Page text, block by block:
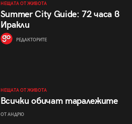
НЕЩАТА ОТ ЖИВОТА
Summer City Guide: 72 часа в
Иракли
РЕДАКТОРИТЕ
НЕЩАТА ОТ ЖИВОТА
Всички обичат таралежите
ОТ АНДРЮ